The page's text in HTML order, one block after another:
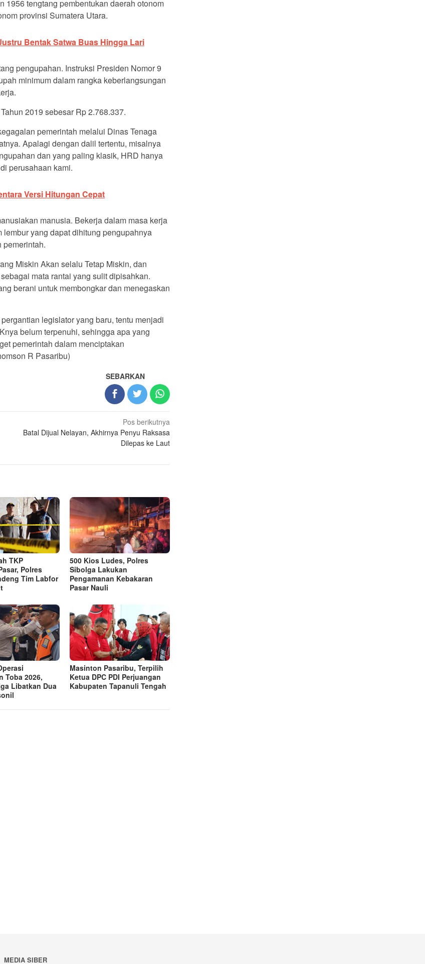
1956 tengtang pembentukan daerah otonom
provinsi Sumatera Utara.
Bentak Satwa Buas Hingga Lari
pengupahan. Instruksi Presiden Nomor 9
minimum dalam rangka keberlangsungan
2019 sebesar Rp 2.768.337.
pemerintah melalui Dinas Tenaga
Apalagi dengan dalil tertentu, misalnya
dan yang paling klasik, HRD hanya
perusahaan kami.
Versi Hitungan Cepat
manusia. Bekerja dalam masa kerja
yang dapat dihitung pengupahnya
pemerintah.
Miskin Akan selalu Tetap Miskin, dan
mata rantai yang sulit dipisahkan.
berani untuk membongkar dan menegaskan
legislator yang baru, tentu menjadi
belum terpenuhi, sehingga apa yang
pemerintah dalam menciptakan
R Pasaribu)
SEBARKAN
Pos berikutnya
Batal Dijual Nelayan, Akhirnya Penyu Raksasa
Dilepas ke Laut
TKP
Polres
Tim Labfor
500 Kios Ludes, Polres
Sibolga Lakukan
Pengamanan Kebakaran
Pasar Nauli
Toba 2026,
Libatkan Dua
Masinton Pasaribu, Terpilih
Ketua DPC PDI Perjuangan
Kabupaten Tapanuli Tengah
MEDIA SIBER